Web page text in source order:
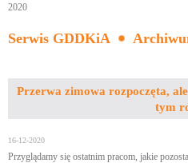
2020
Serwis GDDKiA
Przerwa zimowa rozpoczęta,
tym
16-12-2020
Przyglądamy się ostatnim pracom, jakie